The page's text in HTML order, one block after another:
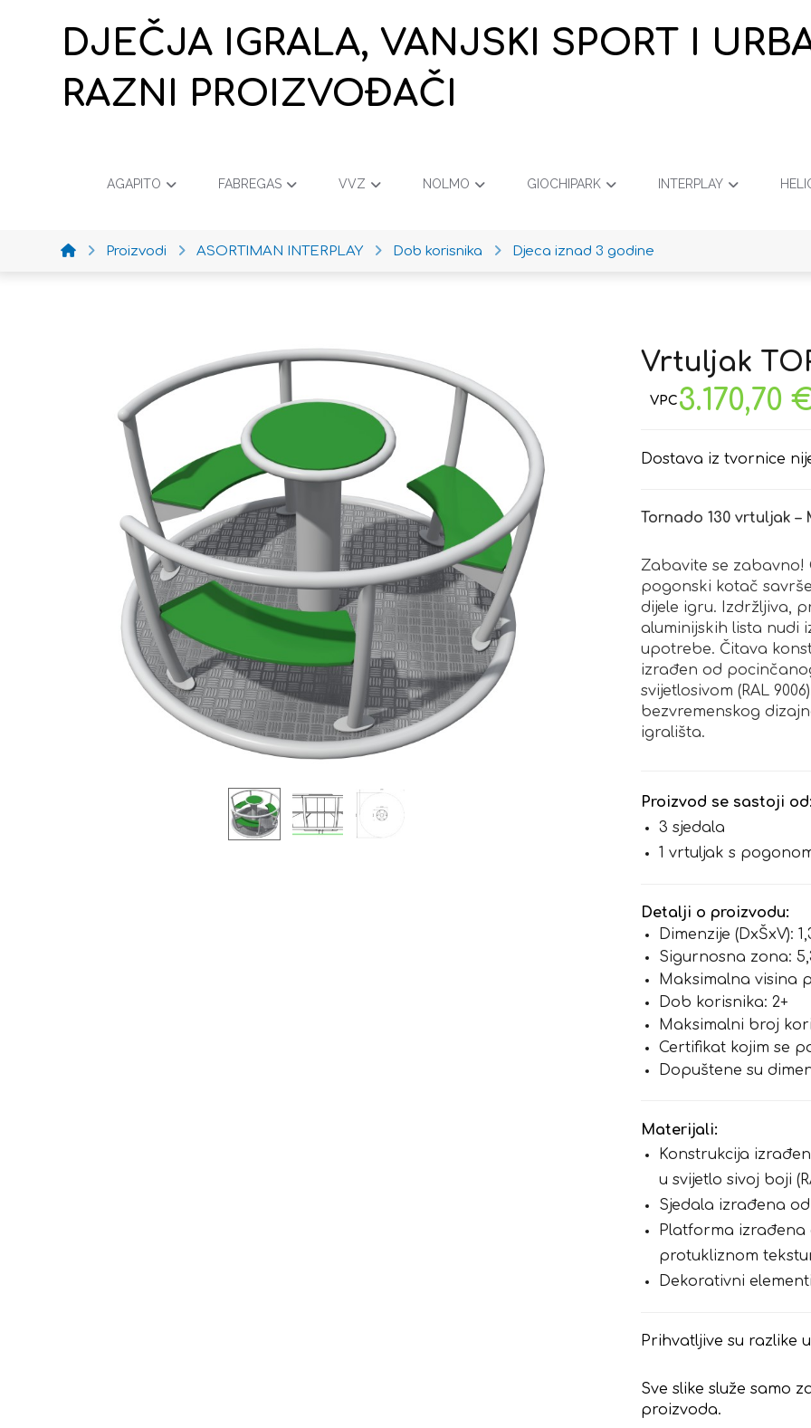
DJEČJA IGRALA, VANJSKI SPORT I
RAZNI PROIZVOĐAČI
AGAPITO FABREGAS VVZ NOLMO GIOCHIPARK INTERPLAY
Proizvodi ASORTIMAN INTERPLAY Dob korisnika Djeca iznad 3 godine
Vrtuljak
3.170,70
Dostava iz tvornice
Tornado 130 vrtuljak
Zabavite se zabavno!
pogonski kotač
dijele igru. Izdržljiva,
aluminijskih lista nudi
upotrebe. Čitava
izrađen od
svijetlosivom (RAL
bezvremenskog
igrališta.
Proizvod se sastoji od:
3 sjedala
1 vrtuljak s
Detalji o proizvodu:
Dimenzije (DxŠxV):
Sigurnosna zona:
Maksimalna visina
Dob korisnika: 2+
Maksimalni broj
Certifikat kojim se
Dopuštene su
Materijali:
Konstrukcija
u svijetlo sivoj boji
Sjedala izrađena
Platforma izrađena
protukliznom
Dekorativni
Prihvatljive su razlike
Sve slike služe samo
proizvoda.